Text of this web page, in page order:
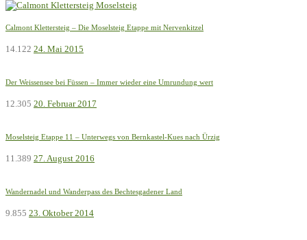
Calmont Klettersteig – Die Moselsteig Etappe mit Nervenkitzel
14.122 24. Mai 2015
Der Weissensee bei Füssen – Immer wieder eine Umrundung wert
12.305 20. Februar 2017
Moselsteig Etappe 11 – Unterwegs von Bernkastel-Kues nach Ürzig
11.389 27. August 2016
Wandernadel und Wanderpass des Bechtesgadener Land
9.855 23. Oktober 2014